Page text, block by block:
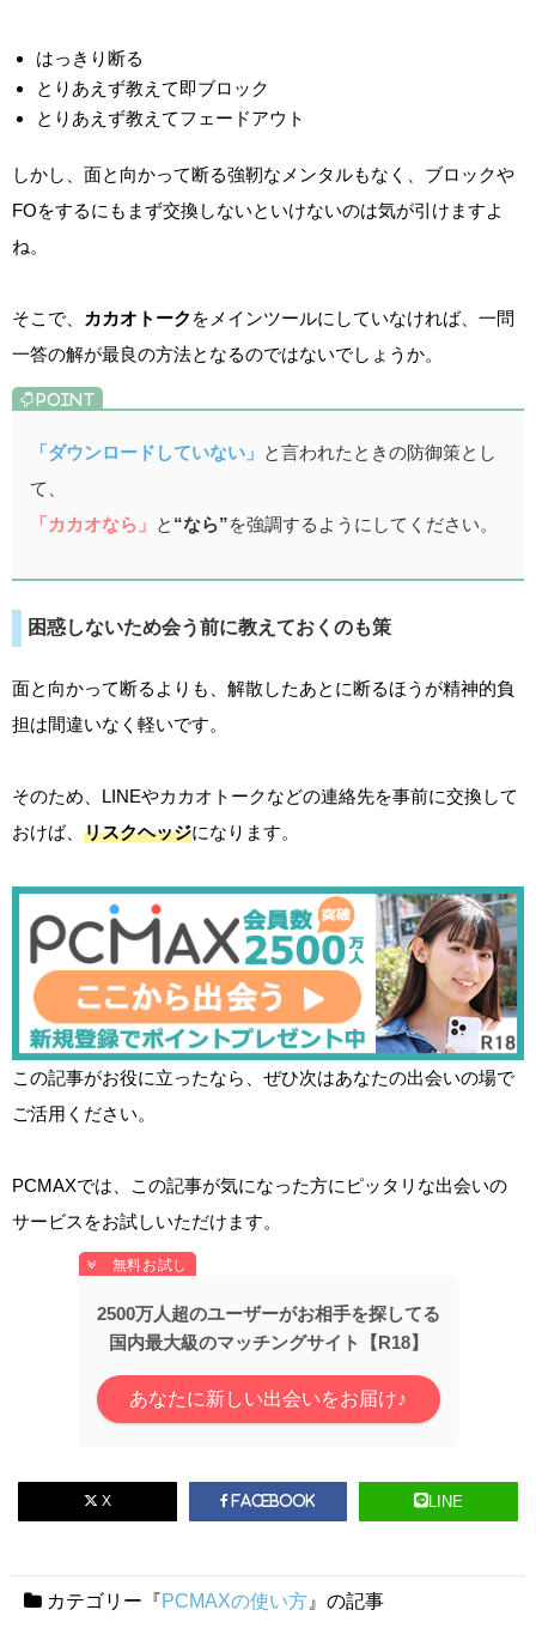
はっきり断る
とりあえず教えて即ブロック
とりあえず教えてフェードアウト
しかし、面と向かって断る強靭なメンタルもなく、ブロックや
FOをするにもまず交換しないといけないのは気が引けますよ
ね。
そこで、 カカオトーク をメインツールにしていなければ、一問
一答の解が最良の方法となるのではないでしょうか。
「ダウンロードしていない」 と言われたときの防御策とし
て、
「カカオなら」 と “なら”を強調するようにしてください。
困惑しないため会う前に教えておくのも策
面と向かって断るよりも、解散したあとに断るほうが精神的負
担は間違いなく軽いです。
そのため、LINEやカカオトークなどの連絡先を事前に交換して
おけば、 リスクヘッジになります。
この記事がお役に立ったなら、ぜひ次はあなたの出会いの場で
ご活用ください。
PCMAXでは、この記事が気になった方にピッタリな出会いの
サービスをお試しいただけます。
2500万人超のユーザーがお相手を探してる
国内最大級のマッチングサイト【R18】
あなたに新しい出会いをお届け♪
X Facebook LINE
カテゴリー『PCMAXの使い方 』の記事